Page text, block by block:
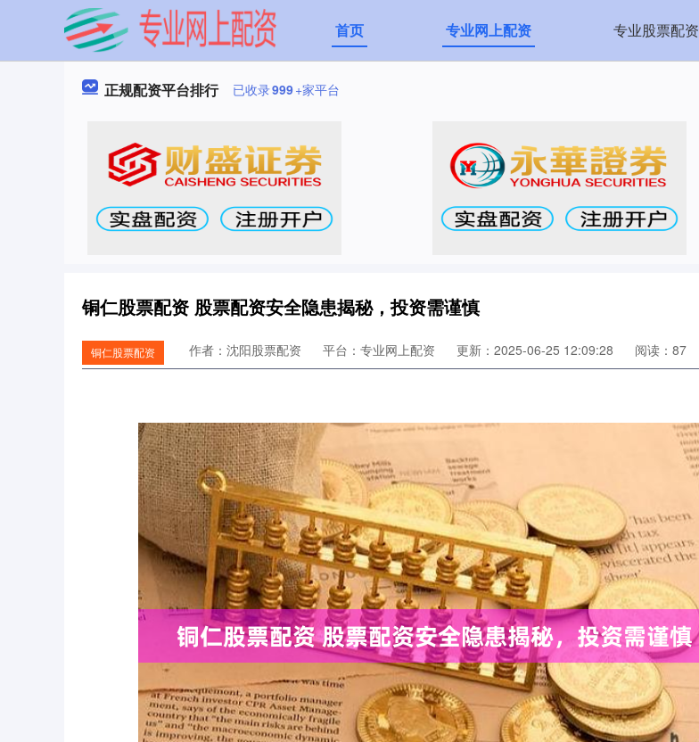
首页 专业网上配资 专业股票配资
正规配资平台排行 已收录999+家平台
铜仁股票配资 股票配资安全隐患揭秘，投资需谨慎
铜仁股票配资 作者：沈阳股票配资 平台：专业网上配资 更新：2025-06-25 12:09:28 阅读：87